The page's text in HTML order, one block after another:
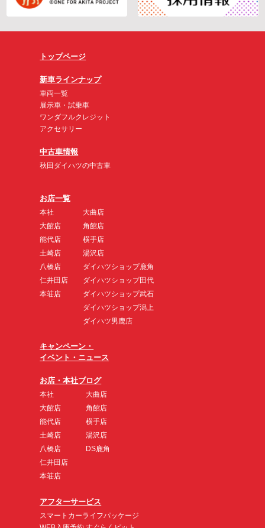
トップページ
新車ラインナップ
車両一覧
展示車・試乗車
ワンダフルクレジット
アクセサリー
中古車情報
秋田ダイハツの中古車
お店一覧
本社
大館店
能代店
土崎店
八橋店
仁井田店
本荘店
大曲店
角館店
横手店
湯沢店
ダイハツショップ鹿角
ダイハツショップ田代
ダイハツショップ武石
ダイハツショップ潟上
ダイハツ男鹿店
キャンペーン・
イベント・ニュース
お店・本社ブログ
本社
大館店
能代店
土崎店
八橋店
仁井田店
本荘店
大曲店
角館店
横手店
湯沢店
DS鹿角
アフターサービス
スマートカーライフパッケージ